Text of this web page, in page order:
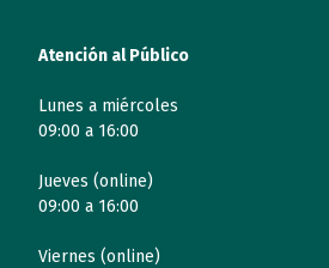
Atención al Público
Lunes a miércoles
09:00 a 16:00
Jueves (online)
09:00 a 16:00
Viernes (online)